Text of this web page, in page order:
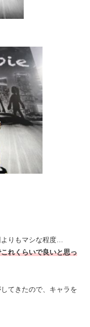
りもマシな程度…
れくらいで良いと思っ
てきたので、キャラを